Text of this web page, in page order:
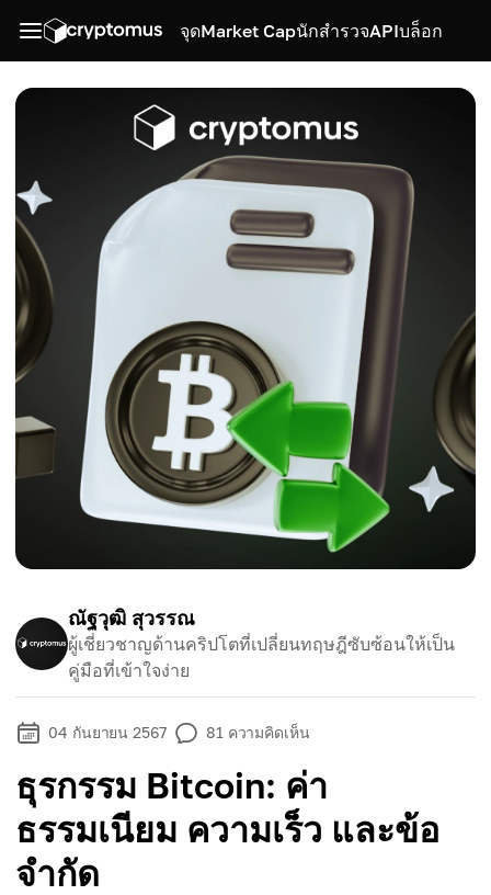
จุดMarket CapนักสำรวจAPIบล็อก
ณัฐวุฒิ สุวรรณ
ผู้เชี่ยวชาญด้านคริปโตที่เปลี่ยนทฤษฎีซับซ้อนให้เป็น
คู่มือที่เข้าใจง่าย
04 กันยายน 2567 81 ความคิดเห็น
ธุรกรรม Bitcoin: ค่า
ธรรมเนียม ความเร็ว และข้อ
จำกัด